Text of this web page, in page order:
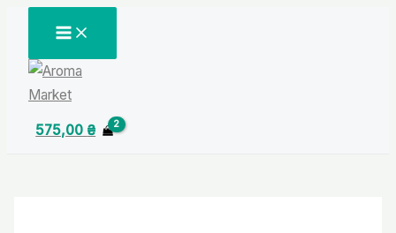
вмісту
MAIN
MENU
575,00 ₴